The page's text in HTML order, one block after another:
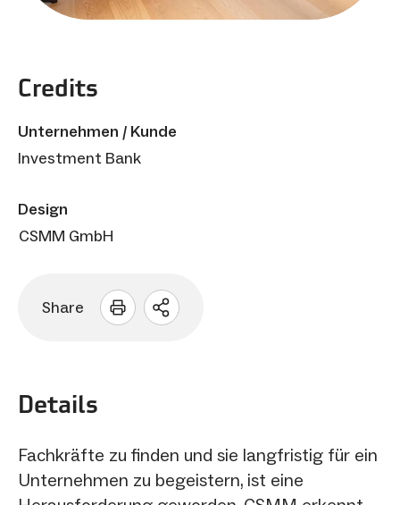
Credits
Unternehmen / Kunde
Investment Bank
Design
CSMM GmbH
Share
Sharing
Details
Fachkräfte zu finden und sie langfristig für ein
Unternehmen zu begeistern, ist eine